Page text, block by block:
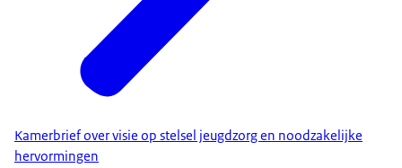
Kamerbrief over visie op stelsel jeugdzorg en noodzakelijke
hervormingen